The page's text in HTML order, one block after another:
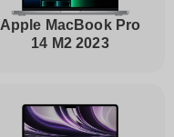
Apple MacBook Pro
14 M2 2023